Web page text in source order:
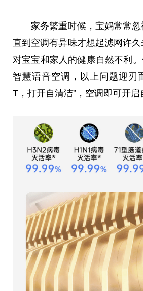
家务繁重时候，宝妈常常忽
直到空调有异味才想起滤网许
对宝宝和家人的健康自然不利
智慧语音空调，以上问题迎刃
T，打开自清洁”，空调即可开启